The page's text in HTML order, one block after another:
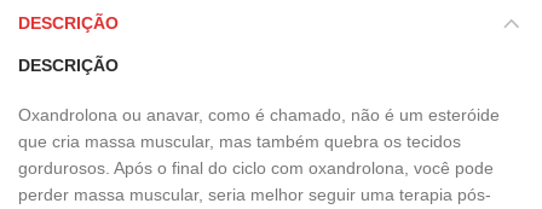
DESCRIÇÃO
DESCRIÇÃO
Oxandrolona ou anavar, como é chamado, não é um esteróide
que cria massa muscular, mas também quebra os tecidos
gordurosos. Após o final do ciclo com oxandrolona, ​​você pode
perder massa muscular, seria melhor seguir uma terapia pós-